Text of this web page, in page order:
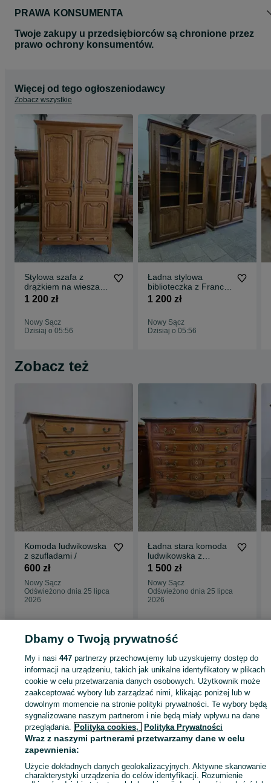
PRAWA KONSUMENTA
Twoje zakupy u przedsiębiorców są chronione przez
prawo ochrony konsumentów.
Więcej od tego ogłoszeniodawcy
Zobacz wszystkie
Stylowa szafa z
drążkiem na wieszaki
oraz półkami /
1 200 zł
Nowy Sącz
Dzisiaj o 05:56
Ładna stylowa
biblioteczka z Francji
witryna 2 sztuki /
1 200 zł
Nowy Sącz
Dzisiaj o 05:56
Zobacz też
Komoda ludwikowska
z szufladami /
600 zł
Nowy Sącz
Odświeżono dnia 25 lipca
2026
Ładna stara komoda
ludwikowska z
szufladami oraz
Francja /
1 500 zł
Nowy Sącz
Odświeżono dnia 25 lipca
2026
Strona główna Antyki i Kolekcje Antyki Stare meble Komody
Komody -
Małopolskie
Komody - Nowy Sącz
KATEGORIA
ID:1068878296 Wyświetlenia:
Zadzwoń / SMS Wyślij wiadomość
Dbamy o Twoją prywatność
My i nasi447 partnerzy przechowujemy lub uzyskujemy dostęp do
informacji na urządzeniu, takich jak unikalne identyfikatory w plikach
cookie w celu przetwarzania danych osobowych. Użytkownik może
zaakceptować wybory lub zarządzać nimi, klikając poniżej lub w
dowolnym momencie na stronie polityki prywatności. Te wybory będą
sygnalizowane naszym partnerom i nie będą miały wpływu na dane
przeglądania. Polityka cookies, Polityka Prywatności
Wraz z naszymi partnerami przetwarzamy dane w celu
zapewnienia:
Użycie dokładnych danych geolokalizacyjnych. Aktywne skanowanie
charakterystyki urządzenia do celów identyfikacji. Rozumienie